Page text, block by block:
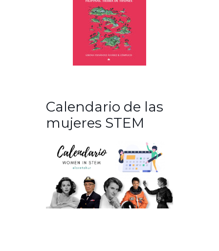
Calendario de las
mujeres STEM